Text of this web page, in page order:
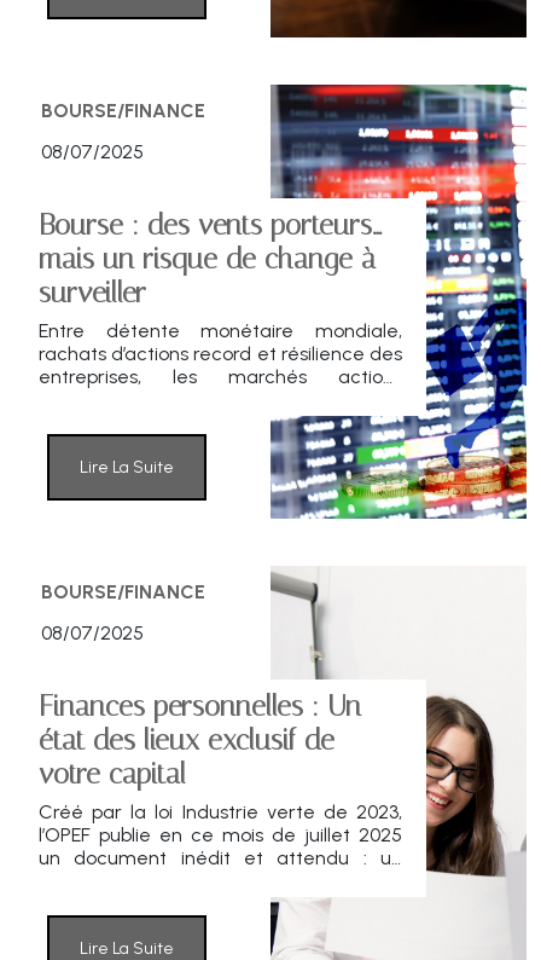
BOURSE/FINANCE
08/07/2025
Bourse : des vents porteurs…
mais un risque de change à
surveiller
Entre détente monétaire mondiale,
rachats d’actions record et résilience des
entreprises, les marchés actions
favorable. Mais l’envolée de l’euro face
au dollar pourrait rebattre les cartes
dans les mois à venir.
Lire La Suite
BOURSE/FINANCE
08/07/2025
Finances personnelles : Un
état des lieux exclusif de
votre capital
Créé par la loi Industrie verte de 2023,
l’OPEF publie en ce mois de juillet 2025
un document inédit et attendu : un
pédagogique des produits d’épargne
financière accessibles aux particuliers.
Lire La Suite